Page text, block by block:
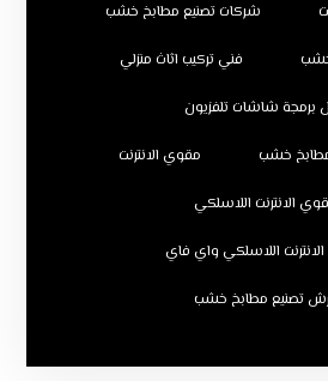
شركات تصنيع مطابخ خشب
فني تركيب اثاث منزلي
برمجة شاشات تلفزيون
خشب مقوي الانترنت
الانترنت اللاسلكي
اللاسلكي واي فاي
تصنيع مطابخ خشب